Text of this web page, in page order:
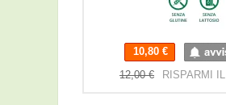
10,80 €
12,00 € RISPARMI IL